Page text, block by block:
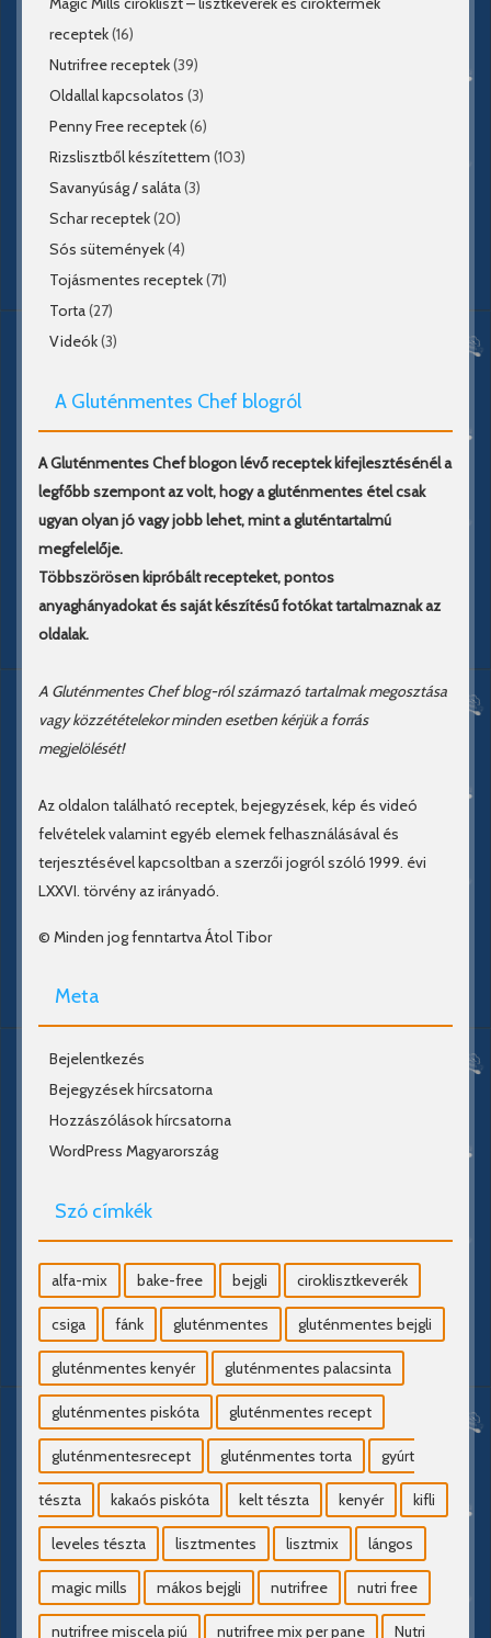
receptek(16)
Nutrifree receptek(39)
Oldallal kapcsolatos (3)
Penny Free receptek(6)
Rizslisztből készítettem (103)
Savanyúság / saláta(3)
Schar receptek(20)
Sós sütemények(4)
Tojásmentes receptek(71)
Torta(27)
Videók(3)
A Gluténmentes Chef blogról
A Gluténmentes Chef blogon lévő receptek kifejlesztésénél a
legfőbb szempont az volt, hogy a gluténmentes étel csak
ugyan olyan jó vagy jobb lehet, mint a gluténtartalmú
megfelelője.
Többszörösen kipróbált recepteket, pontos
anyaghányadokat és saját készítésű fotókat tartalmaznak az
oldalak.
A Gluténmentes Chef blog-ról származó tartalmak megosztása
vagy közzétételekor minden esetben kérjük a forrás
megjelölését!
Az oldalon található receptek, bejegyzések, kép és videó
felvételek valamint egyéb elemek felhasználásával és
terjesztésével kapcsoltban a szerzői jogról szóló 1999. évi
LXXVI. törvény az irányadó.
© Minden jog fenntartva Átol Tibor
Meta
Bejelentkezés
Bejegyzések hírcsatorna
Hozzászólások hírcsatorna
WordPress Magyarország
Szó címkék
alfa-mix bake-free bejgli ciroklisztkeverék
csiga fánk gluténmentes gluténmentes bejgli
gluténmentes kenyér gluténmentes palacsinta
gluténmentes piskóta gluténmentes recept
gluténmentesrecept gluténmentes torta gyúrt
tészta kakaós piskóta kelt tészta kenyér kifli
leveles tészta lisztmentes lisztmix lángos
magic mills mákos bejgli nutrifree nutri free
nutrifree miscela piú nutrifree mix per pane Nutri